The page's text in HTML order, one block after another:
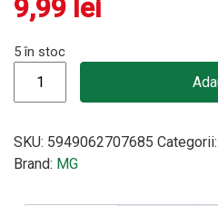
9,99 lei
5 în stoc
SKU: 5949062707685 Categorii:
Brand: MG